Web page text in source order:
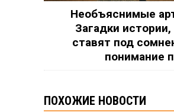
Необъяснимые
Загадки
ставят под
понимание
ПОХОЖИЕ НОВОСТИ